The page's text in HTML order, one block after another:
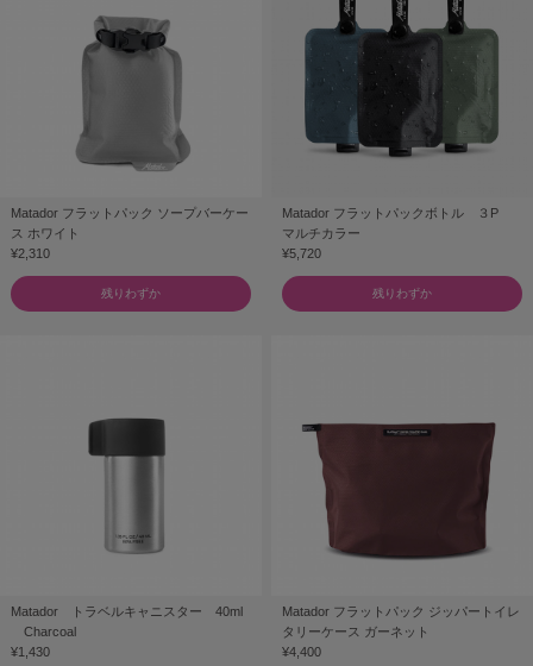
Matador フラットパック ソープバーケー
ス ホワイト
¥2,310
残りわずか
Matador フラットパックボトル ３P
マルチカラー
¥5,720
残りわずか
Matador トラベルキャニスター 40ml
Charcoal
¥1,430
Matador フラットパック ジッパートイレ
タリーケース ガーネット
¥4,400